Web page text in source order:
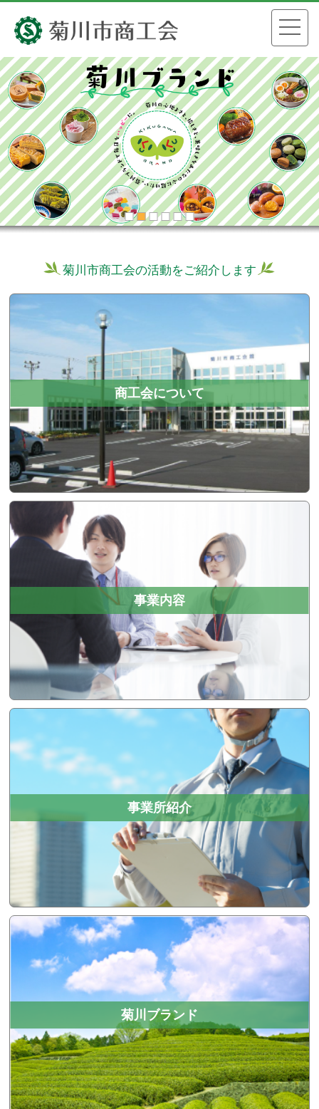
菊川市商工会の活動をご紹介します
商工会について
事業内容
事業所紹介
菊川ブランド